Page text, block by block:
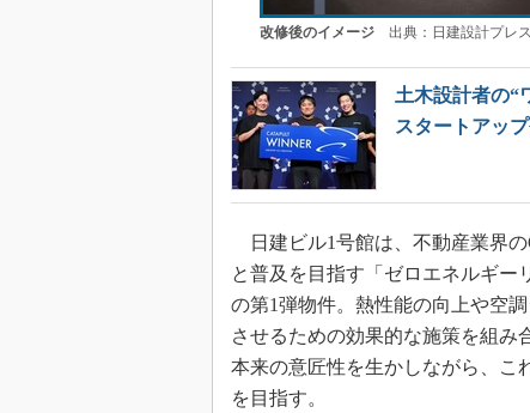
改修後のイメージ出典：日建設計プレ
土木設計者の
スタートアッ
日建ビル1号館は、不動産業界
と普及を目指す「ゼロエネルギー
の第1弾物件。熱性能の向上や空
させるための効果的な施策を組み
本来の意匠性を生かしながら、こ
を目指す。